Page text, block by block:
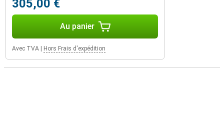
305,00 €
Au panier
Avec TVA Hors Frais d'expédition